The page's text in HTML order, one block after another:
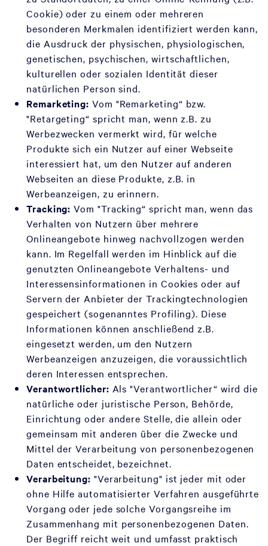
Cookie) oder zu einem oder mehreren
besonderen Merkmalen identifiziert werden kann,
die Ausdruck der physischen, physiologischen,
genetischen, psychischen, wirtschaftlichen,
kulturellen oder sozialen Identität dieser
natürlichen Person sind.
Remarketing: Vom "Remarketing“ bzw.
"Retargeting“ spricht man, wenn z.B. zu
Werbezwecken vermerkt wird, für welche
Produkte sich ein Nutzer auf einer Webseite
interessiert hat, um den Nutzer auf anderen
Webseiten an diese Produkte, z.B. in
Werbeanzeigen, zu erinnern.
Tracking: Vom "Tracking“ spricht man, wenn das
Verhalten von Nutzern über mehrere
Onlineangebote hinweg nachvollzogen werden
kann. Im Regelfall werden im Hinblick auf die
genutzten Onlineangebote Verhaltens- und
Interessensinformationen in Cookies oder auf
Servern der Anbieter der Trackingtechnologien
gespeichert (sogenanntes Profiling). Diese
Informationen können anschließend z.B.
eingesetzt werden, um den Nutzern
Werbeanzeigen anzuzeigen, die voraussichtlich
deren Interessen entsprechen.
Verantwortlicher: Als "Verantwortlicher“ wird die
natürliche oder juristische Person, Behörde,
Einrichtung oder andere Stelle, die allein oder
gemeinsam mit anderen über die Zwecke und
Mittel der Verarbeitung von personenbezogenen
Daten entscheidet, bezeichnet.
Verarbeitung: "Verarbeitung" ist jeder mit oder
ohne Hilfe automatisierter Verfahren ausgeführte
Vorgang oder jede solche Vorgangsreihe im
Zusammenhang mit personenbezogenen Daten.
Der Begriff reicht weit und umfasst praktisch